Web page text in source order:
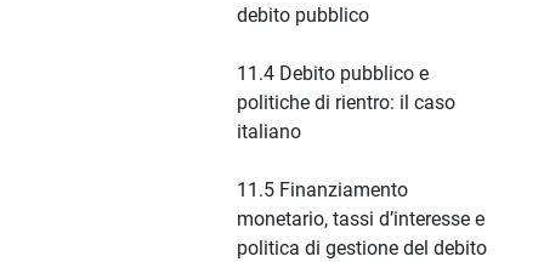
debito pubblico
11.4 Debito pubblico e
politiche di rientro: il caso
italiano
11.5 Finanziamento
monetario, tassi d’interesse e
politica di gestione del debito